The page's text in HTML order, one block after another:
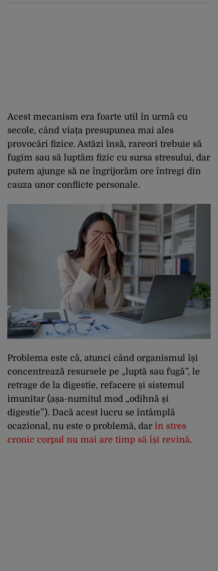
Acest mecanism era foarte util în urmă cu
secole, când viața presupunea mai ales
provocări fizice. Astăzi însă, rareori trebuie să
fugim sau să luptăm fizic cu sursa stresului, dar
putem ajunge să ne îngrijorăm ore întregi din
cauza unor conflicte personale.
Problema este că, atunci când organismul își
concentrează resursele pe „luptă sau fugă”, le
retrage de la digestie, refacere și sistemul
imunitar (așa-numitul mod „odihnă și
digestie”). Dacă acest lucru se întâmplă
ocazional, nu este o problemă, dar în stres
cronic corpul nu mai are timp să își revină.